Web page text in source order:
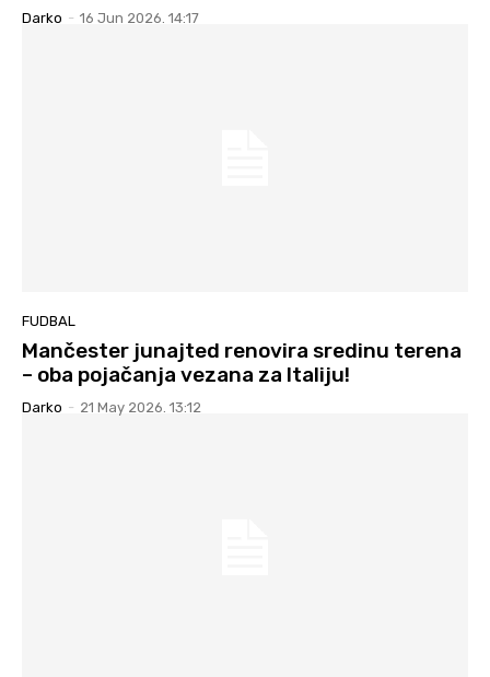
Darko - 16 Jun 2026. 14:17
FUDBAL
Mančester junajted renovira sredinu terena
– oba pojačanja vezana za Italiju!
Darko - 21 May 2026. 13:12